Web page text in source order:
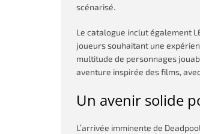
scénarisé.
Le catalogue inclut également
joueurs souhaitant une
multitude de personnages
aventure inspirée des films,
Un avenir solide
L’arrivée imminente de